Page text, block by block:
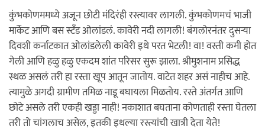
कुंभकोणममध्ये अजून छोटी मंदिरंही रस्त्यावर लागली. कुंभकोणमचं भाजी
मार्केट आणि बस स्टँड ओलांडलं. कावेरी नदी लागली! बंगलोरनंतर दुसर्‍या
दिवशी कर्नाटकात ओलांडलेली कावेरी इथे परत भेटली! वा! वस्ती कमी होत
गेली आणि हळु हळु एकदम शांत परिसर सुरू झाला. श्रीमुशनाम प्रसिद्ध
स्थळ असलं तरी हा रस्ता खूप आतून जातोय. वाटेत शहर असं नाहीच आहे.
त्यामुळे अगदी ग्रामीण तमिळ नाडू बघायला मिळतोय. रस्ते अंतर्गत आणि
छोटे असले तरी एकही खड्डा नाही! नकाशात बघताना कोणताही रस्ता घेतला
तरी तो चांगलाच असेल, इतकी इथल्या रस्त्यांची खात्री देता येते!